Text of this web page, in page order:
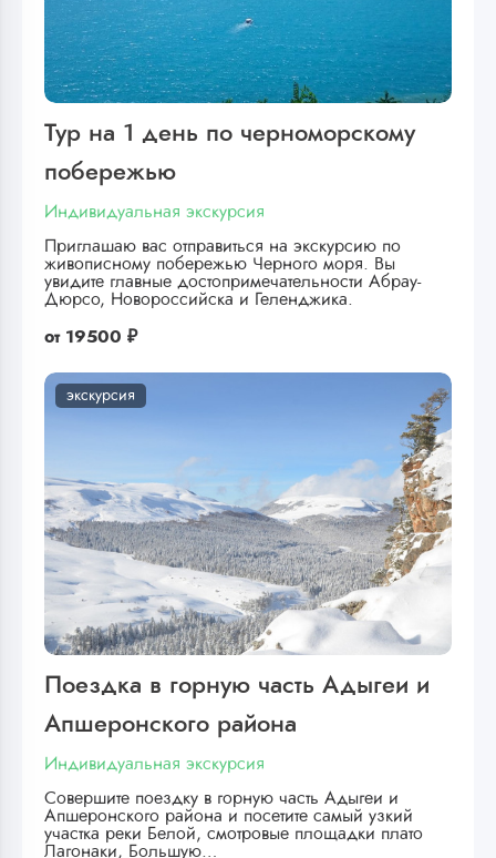
Тур на 1 день по черноморскому
побережью
Индивидуальная экскурсия
Приглашаю вас отправиться на экскурсию по
живописному побережью Черного моря. Вы
увидите главные достопримечательности Абрау-
Дюрсо, Новороссийска и Геленджика.
от 19500 ₽
экскурсия
Поездка в горную часть Адыгеи и
Апшеронского района
Индивидуальная экскурсия
Совершите поездку в горную часть Адыгеи и
Апшеронского района и посетите самый узкий
участка реки Белой, смотровые площадки плато
Лагонаки, Большую…